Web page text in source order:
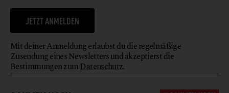
JETZT ANMELDEN
Mit deiner Anmeldung erlaubst du die regelmäßige
Zusendung eines Newsletters und akzeptierst die
Bestimmungen zumDatenschutz.